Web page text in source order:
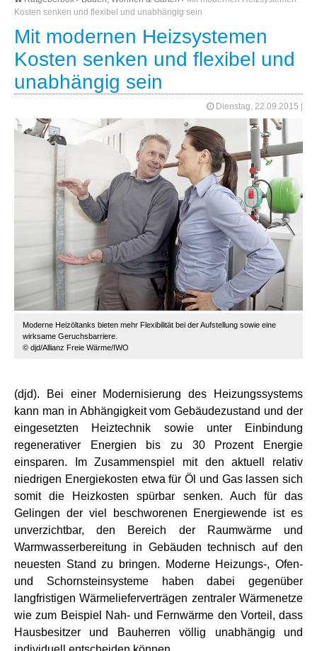
Kosten senken und flexibel und unabhängig sein
Mit modernen Heizsystemen
Kosten senken und flexibel und
unabhängig sein
Dienstag, 22.09.2015
Moderne Heizöltanks bieten mehr Flexibilität bei der Aufstellung sowie eine
wirksame Geruchsbarriere.
© djd/Allianz Freie Wärme/IWO
(djd). Bei einer Modernisierung des Heizungssystems
kann man in Abhängigkeit vom Gebäudezustand und der
eingesetzten Heiztechnik sowie unter Einbindung
regenerativer Energien bis zu 30 Prozent Energie
einsparen. Im Zusammenspiel mit den aktuell relativ
niedrigen Energiekosten etwa für Öl und Gas lassen sich
somit die Heizkosten spürbar senken. Auch für das
Gelingen der viel beschworenen Energiewende ist es
unverzichtbar, den Bereich der Raumwärme und
Warmwasserbereitung in Gebäuden technisch auf den
neuesten Stand zu bringen. Moderne Heizungs-, Ofen-
und Schornsteinsysteme haben dabei gegenüber
langfristigen Wärmelieferverträgen zentraler Wärmenetze
wie zum Beispiel Nah- und Fernwärme den Vorteil, dass
Hausbesitzer und Bauherren völlig unabhängig und